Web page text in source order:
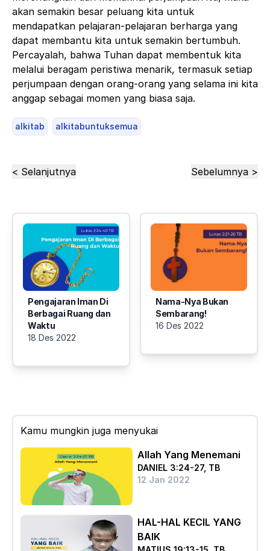
akan semakin besar peluang kita untuk
mendapatkan pelajaran-pelajaran berharga yang
dapat membantu kita untuk semakin bertumbuh.
Percayalah, bahwa Tuhan dapat membentuk kita
melalui beragam peristiwa menarik, termasuk setiap
perjumpaan dengan orang-orang yang selama ini kita
anggap sebagai momen yang biasa saja.
alkitab alkitabuntuksemua
< Selanjutnya Sebelumnya >
Pengajaran Iman Di
Berbagai Ruang dan
Waktu
18 Des 2022
Nama-Nya Bukan
Sembarang!
16 Des 2022
Kamu mungkin juga menyukai
Allah Yang Menemani
DANIEL 3:24-27, TB
12 Jan 2022
HAL-HAL KECIL YANG
BAIK